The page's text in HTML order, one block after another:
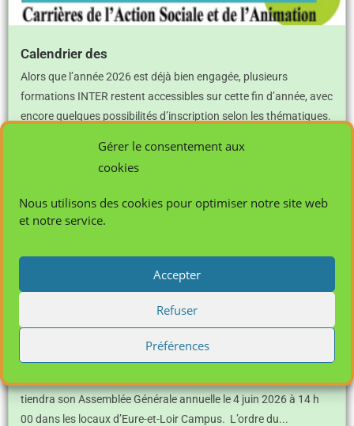
Gérer le consentement aux
cookies
Nous utilisons des cookies pour optimiser notre site web
et notre service.
Accepter
Refuser
Préférences
Calendrier des
Alors que l’année 2026 est déjà bien engagée, plusieurs
formations INTER restent accessibles sur cette fin d’année, avec
encore quelques possibilités d’inscription selon les thématiques.
15 juin 2026
Assemblée Générale annuelle le 4 juin 2026 à 14h00 L’afcasa
tiendra son Assemblée Générale annuelle le 4 juin 2026 à 14 h
00 dans les locaux d’Eure-et-Loir Campus. L’ordre du...